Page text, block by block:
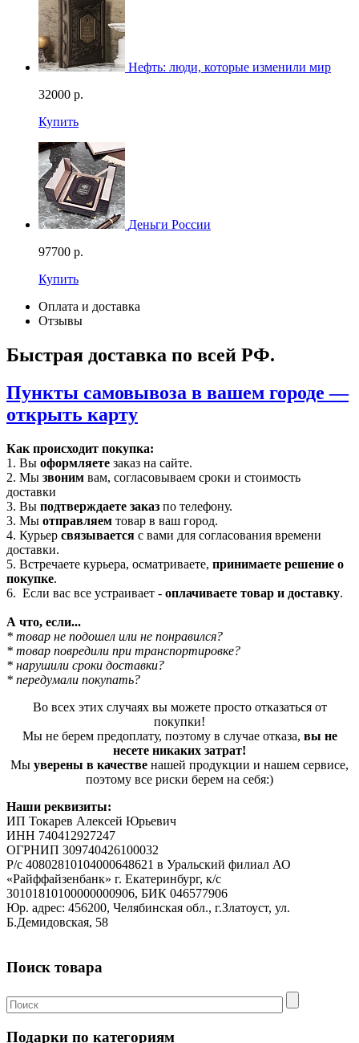
Нефть: люди, которые изменили мир
32000 р.
Купить
Деньги России
97700 р.
Купить
Оплата и доставка
Отзывы
Быстрая доставка по всей РФ.
Пункты самовывоза в вашем городе —
открыть карту
Как происходит покупка:
1. Вы оформляете заказ на сайте.
2. Мы звоним вам, согласовываем сроки и стоимость
доставки
3. Вы подтверждаете заказ по телефону.
3. Мы отправляем товар в ваш город.
4. Курьер связывается с вами для согласования времени
доставки.
5. Встречаете курьера, осматриваете, принимаете решение о
покупке.
6. Если вас все устраивает - оплачиваете товар и доставку.
А что, если...
* товар не подошел или не понравился?
* товар повредили при транспортировке?
* нарушили сроки доставки?
* передумали покупать?
Во всех этих случаях вы можете просто отказаться от
покупки!
Мы не берем предоплату, поэтому в случае отказа, вы не
несете никаких затрат!
Мы уверены в качестве нашей продукции и нашем сервисе,
поэтому все риски берем на себя:)
Наши реквизиты:
ИП Токарев Алексей Юрьевич
ИНН 740412927247
ОГРНИП 309740426100032
Р/с 40802810104000648621 в Уральский филиал АО
«Райффайзенбанк» г. Екатеринбург, к/с
30101810100000000906, БИК 046577906
Юр. адрес: 456200, Челябинская обл., г.Златоуст, ул.
Б.Демидовская, 58
Поиск товара
Подарки по категориям